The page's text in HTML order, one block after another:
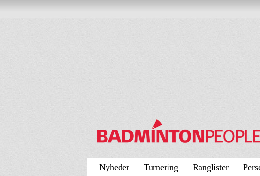
Nyheder Turnering Ranglister